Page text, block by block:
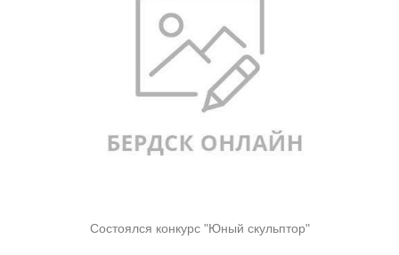
Состоялся конкурс "Юный скульптор"